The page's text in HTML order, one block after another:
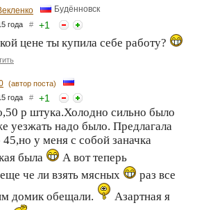
Будённовск
года # +1
цене ты купила себе работу?
(автор поста)
года # +1
р штука.Холодно сильно было
уезжать надо было. Предлагала
45,но у меня с собой заначка
была
А вот теперь
че ли взять мясных
раз все
домик обещали.
Азартная я